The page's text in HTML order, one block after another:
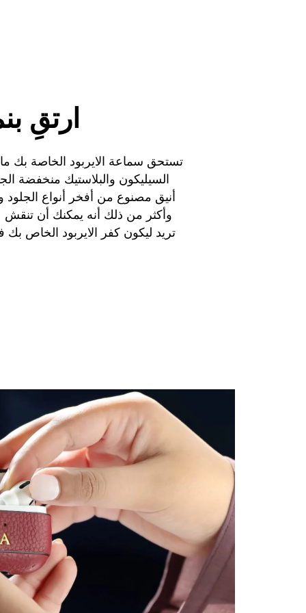
ارتقِ
تستحق سماعة الايربود الخاصة
السيليكون والبلاستيك منخفضة
أنيق مصنوع من أفخر أنواع الجلود
وأكثر من ذلك أنه يمكنك أن
تريد ليكون كفر الايربود الخاص بك